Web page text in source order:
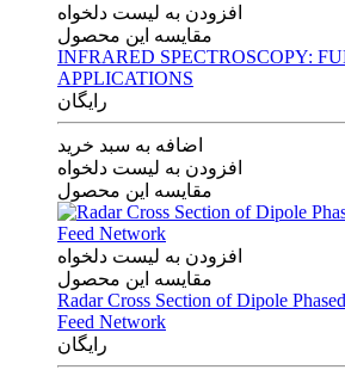
افزودن به لیست دلخواه
مقایسه این محصول
INFRARED SPECTROSCOPY:
APPLICATIONS
رایگان
اضافه به سبد خرید
افزودن به لیست دلخواه
مقایسه این محصول
افزودن به لیست دلخواه
مقایسه این محصول
Radar Cross Section of Dipole
Feed Network
رایگان